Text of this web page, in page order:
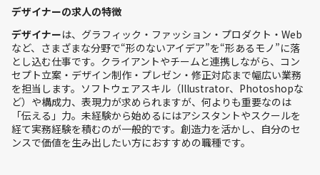
デザイナーの求人の特徴
デザイナーは、グラフィック・ファッション・プロダクト・Web
など、さまざまな分野で“形のないアイデア”を“形あるモノ”に落
とし込む仕事です。クライアントやチームと連携しながら、コン
セプト立案・デザイン制作・プレゼン・修正対応まで幅広い業務
を担当します。ソフトウェアスキル（Illustrator、Photoshopな
ど）や構成力、表現力が求められますが、何よりも重要なのは
「伝える」力。未経験から始めるにはアシスタントやスクールを
経て実務経験を積むのが一般的です。創造力を活かし、自分のセ
ンスで価値を生み出したい方におすすめの職種です。